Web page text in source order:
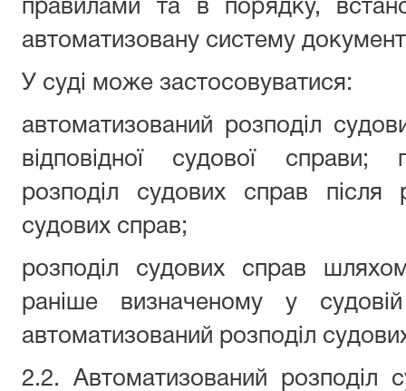
правилами та в порядку,
автоматизовану систему
У суді може застосовуватися:
автоматизований розподіл
відповідної судової справи;
розподіл судових справ після
судових справ;
розподіл судових справ
раніше визначеному у
автоматизований розподіл
2.2. Автоматизований розподіл